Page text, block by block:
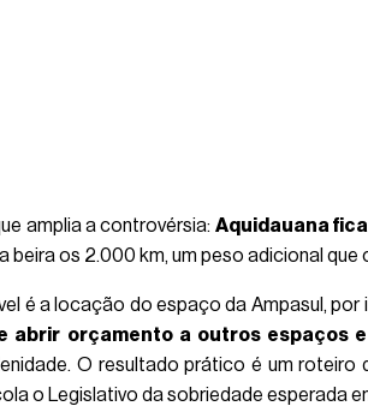
amplia a controvérsia: Aquidauana
beira os 2.000 km, um peso adicional
é a locação do espaço da Ampasul, por
abrir orçamento a outros espaços
O resultado prático é um roteiro
o Legislativo da sobriedade esperada